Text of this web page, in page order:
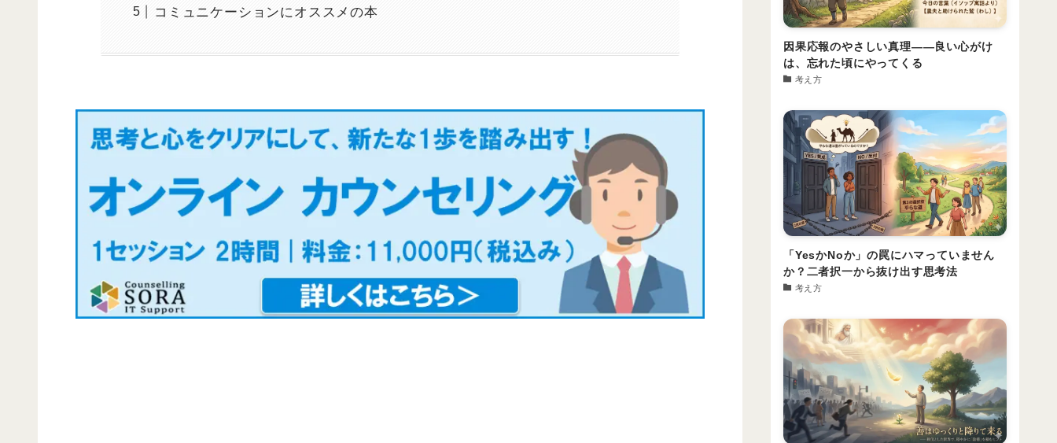
コミュニケーションにオススメの本
因果応報のやさしい真理――良い心がけ
は、忘れた頃にやってくる
考え方
「YesかNoか」の罠にハマっていません
か？二者択一から抜け出す思考法
考え方